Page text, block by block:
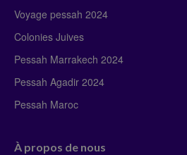
Voyage pessah 2024
Colonies Juives
Pessah Marrakech 2024
Pessah Agadir 2024
Pessah Maroc
À propos de nous